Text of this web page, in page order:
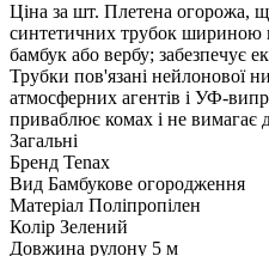
Ціна за шт. Плетена огорожа,
синтетичних трубок шириною
бамбук або вербу; забезпечує
Трубки пов'язані нейлонової
атмосферних агентів і УФ-
приваблює комах і не вимагає
Загальні
Бренд Tenax
Вид Бамбукове огородження
Матеріал Поліпропілен
Колір Зелений
Довжина рулону 5 м